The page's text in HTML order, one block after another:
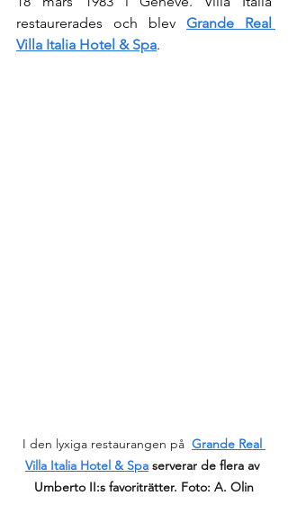
restaurerades och blev Grande Real
Villa Italia Hotel & Spa.
I den lyxiga restaurangen på Grande Real
Villa Italia Hotel & Spa serverar de flera av
Umberto II:s favoriträtter. Foto: A. Olin